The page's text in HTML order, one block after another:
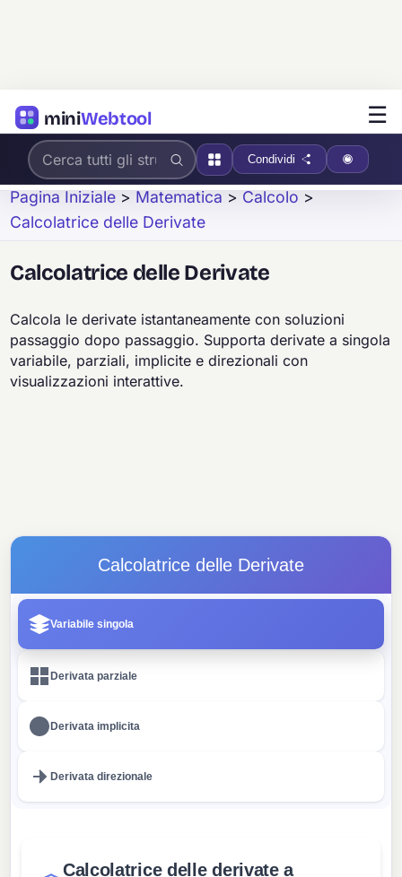
miniWebtool ☰
Condividi
Pagina Iniziale > Matematica > Calcolo >
Calcolatrice delle Derivate
Calcolatrice delle Derivate
Calcola le derivate istantaneamente con soluzioni
passaggio dopo passaggio. Supporta derivate a singola
variabile, parziali, implicite e direzionali con
visualizzazioni interattive.
Calcolatrice delle Derivate
Variabile singola
Derivata parziale
Derivata implicita
Derivata direzionale
Calcolatrice delle derivate a